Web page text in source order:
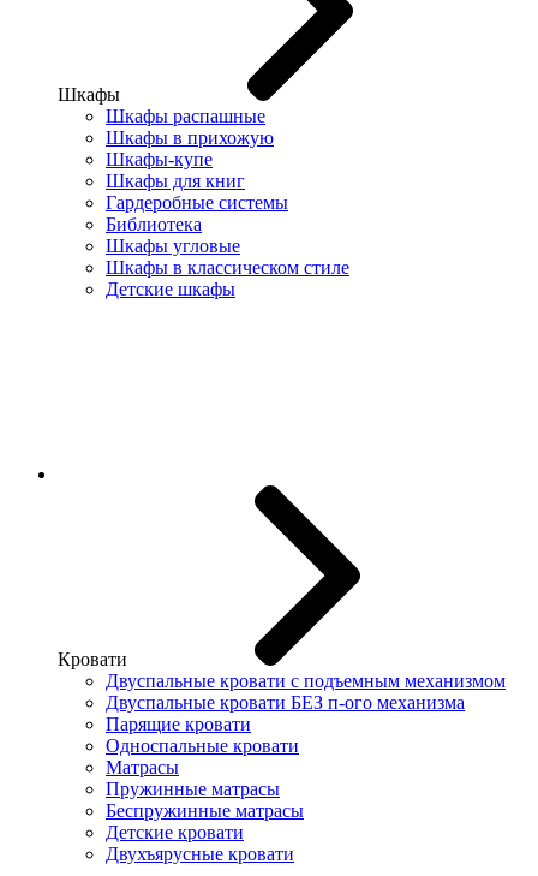
Шкафы
Шкафы распашные
Шкафы в прихожую
Шкафы-купе
Шкафы для книг
Гардеробные системы
Библиотека
Шкафы угловые
Шкафы в классическом стиле
Детские шкафы
Кровати
Двуспальные кровати с подъемным механизмом
Двуспальные кровати БЕЗ п-ого механизма
Парящие кровати
Односпальные кровати
Матрасы
Пружинные матрасы
Беспружинные матрасы
Детские кровати
Двухъярусные кровати